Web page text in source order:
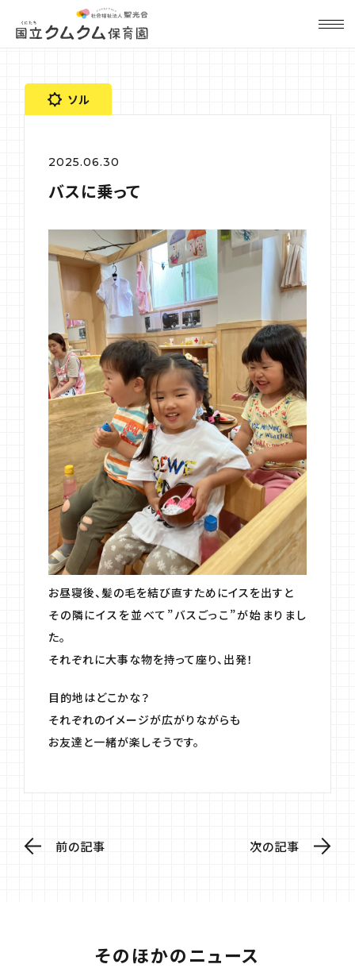
ソル
2025.06.30
バスに乗って
お昼寝後、髪の毛を結び直すためにイスを出すと
その隣にイスを並べて”バスごっこ”が始まりまし
た。
それぞれに大事な物を持って座り、出発！
目的地はどこかな？
それぞれのイメージが広がりながらも
お友達と一緒が楽しそうです。
前の記事 次の記事
そのほかのニュース